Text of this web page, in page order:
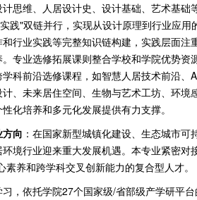
思维、人居设计史、设计基础、艺术基
实践"双链并行，实现从设计原理到行业应
行业实践等完整知识链构建，实践层面注
专业选修拓展课则整合学校和学院优势
科前沿选修课程，如智慧人居技术前沿、
、未来居住空间、生物与艺术工坊、环
化培养和多元化发展提供有力支撑。
向 ：在国家新型城镇化建设、生态城市
境行业迎来重大发展机遇。本专业紧密对
素养和跨学科交叉创新能力的复合型人才。
，依托学院27个国家级/省部级产学研平